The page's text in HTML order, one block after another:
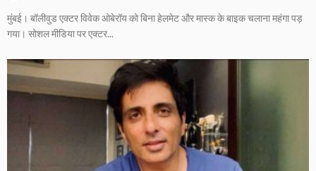
मुंबई। बॉलीवुड एक्टर विवेक ओबेरॉय को बिना हेलमेट और मास्क के बाइक चलाना महंगा पड़
गया। सोशल मीडिया पर एक्टर...